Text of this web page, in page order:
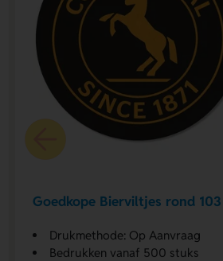
Goedkope Bierviltjes rond
Drukmethode: Op Aanvraag
Bedrukken vanaf 500 stuks